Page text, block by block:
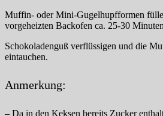
Muffin- oder Mini-Gugelhupfformen
vorgeheizten Backofen ca. 25-30
Schokoladenguß verflüssigen und die
eintauchen.
Anmerkung:
– Da in den Keksen bereits Zucker